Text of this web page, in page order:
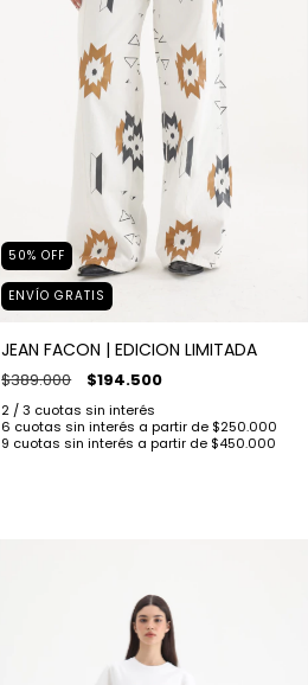
50%OFF
ENVÍO GRATIS
JEAN FACON | EDICION LIMITADA
$389.000 $194.500